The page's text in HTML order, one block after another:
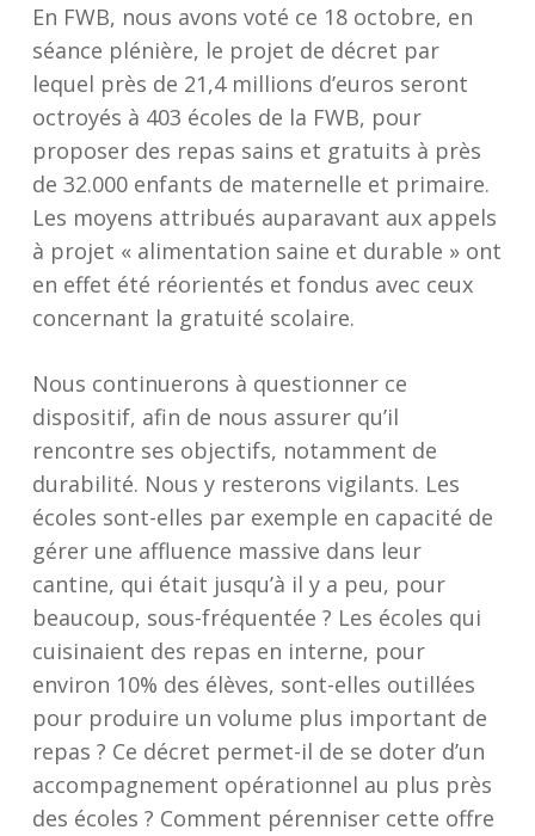
En FWB, nous avons voté ce 18 octobre, en
séance plénière, le projet de décret par
lequel près de 21,4 millions d’euros seront
octroyés à 403 écoles de la FWB, pour
proposer des repas sains et gratuits à près
de 32.000 enfants de maternelle et primaire.
Les moyens attribués auparavant aux appels
à projet « alimentation saine et durable » ont
en effet été réorientés et fondus avec ceux
concernant la gratuité scolaire.
Nous continuerons à questionner ce
dispositif, afin de nous assurer qu’il
rencontre ses objectifs, notamment de
durabilité. Nous y resterons vigilants. Les
écoles sont-elles par exemple en capacité de
gérer une affluence massive dans leur
cantine, qui était jusqu’à il y a peu, pour
beaucoup, sous-fréquentée ? Les écoles qui
cuisinaient des repas en interne, pour
environ 10% des élèves, sont-elles outillées
pour produire un volume plus important de
repas ? Ce décret permet-il de se doter d’un
accompagnement opérationnel au plus près
des écoles ? Comment pérenniser cette offre